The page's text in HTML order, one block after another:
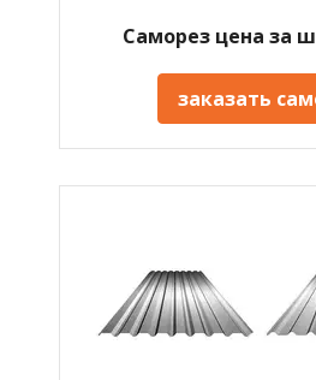
Саморез цена за
заказать